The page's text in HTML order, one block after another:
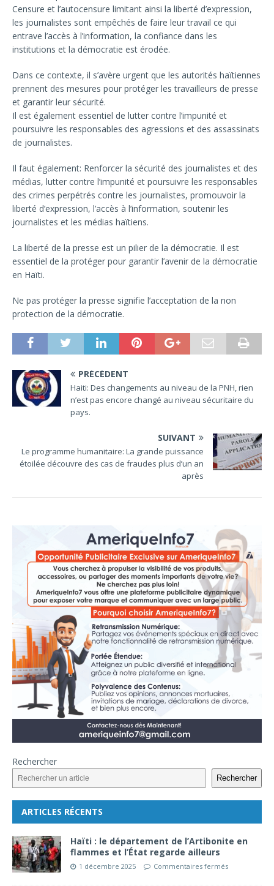
Censure et l’autocensure limitant ainsi la liberté d’expression,
les journalistes sont empêchés de faire leur travail ce qui
entrave l’accès à l’information, la confiance dans les
institutions et la démocratie est érodée.
Dans ce contexte, il s’avère urgent que les autorités haïtiennes
prennent des mesures pour protéger les travailleurs de presse
et garantir leur sécurité.
Il est également essentiel de lutter contre l’impunité et
poursuivre les responsables des agressions et des assassinats
de journalistes.
Il faut également: Renforcer la sécurité des journalistes et des
médias, lutter contre l’impunité et poursuivre les responsables
des crimes perpétrés contre les journalistes, promouvoir la
liberté d’expression, l’accès à l’information, soutenir les
journalistes et les médias haïtiens.
La liberté de la presse est un pilier de la démocratie. Il est
essentiel de la protéger pour garantir l’avenir de la démocratie
en Haïti.
Ne pas protéger la presse signifie l’acceptation de la non
protection de la démocratie.
PRÉCÉDENT
Haiti: Des changements au niveau de la PNH, rien
n’est pas encore changé au niveau sécuritaire du
pays.
SUIVANT
Le programme humanitaire: La grande puissance
étoilée découvre des cas de fraudes plus d’un an
après
Rechercher
Rechercher
ARTICLES RÉCENTS
Haïti : le département de l’Artibonite en
flammes et l’État regarde ailleurs
1 décembre 2025 Commentaires fermés